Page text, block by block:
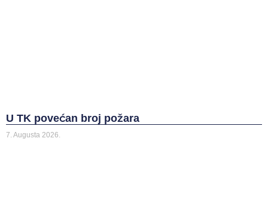
U TK povećan broj požara
7. Augusta 2026.